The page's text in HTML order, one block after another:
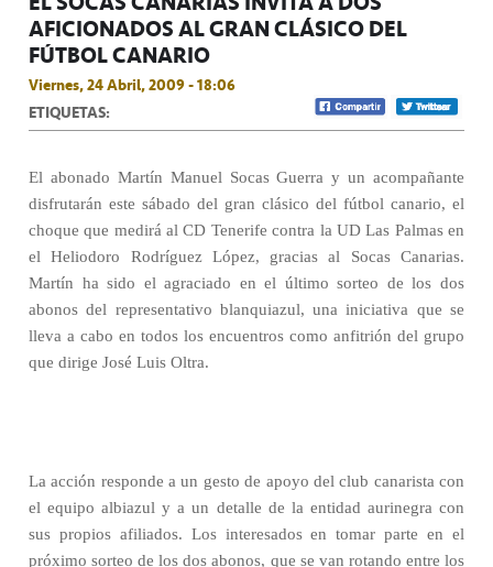
AFICIONADOS AL GRAN CLÁSICO DEL
FÚTBOL CANARIO
Viernes, 24 Abril, 2009 - 18:06
ETIQUETAS:
El abonado Martín Manuel Socas Guerra y un acompañante
disfrutarán este sábado del gran clásico del fútbol canario, el
choque que medirá al CD Tenerife contra la UD Las Palmas en
el Heliodoro Rodríguez López, gracias al Socas Canarias.
Martín ha sido el agraciado en el último sorteo de los dos
abonos del representativo blanquiazul, una iniciativa que se
lleva a cabo en todos los encuentros como anfitrión del grupo
que dirige José Luis Oltra.
La acción responde a un gesto de apoyo del club canarista con
el equipo albiazul y a un detalle de la entidad aurinegra con
sus propios afiliados. Los interesados en tomar parte en el
próximo sorteo de los dos abonos, que se van rotando entre los